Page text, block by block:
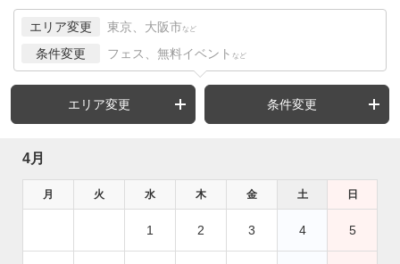
エリア変更 東京、大阪市 など
条件変更 フェス、無料イベント など
エリア変更 条件変更
4月
月 火 水 木 金 土 日
1 2 3 4 5